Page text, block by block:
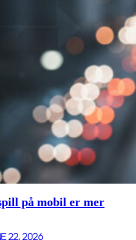
på mobil er mer
22, 2026